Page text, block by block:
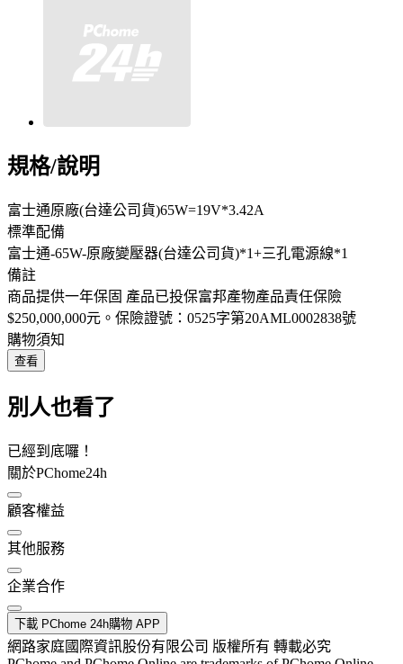
規格/說明
富士通原廠(台達公司貨)65W=19V*3.42A
標準配備
富士通-65W-原廠變壓器(台達公司貨)*1+三孔電源線*1
備註
商品提供一年保固 產品已投保富邦產物產品責任保險
$250,000,000元。保險證號：0525字第20AML0002838號
購物須知
查看
別人也看了
已經到底囉！
關於PChome24h
顧客權益
其他服務
企業合作
下載 PChome 24h購物 APP
網路家庭國際資訊股份有限公司 版權所有 轉載必究